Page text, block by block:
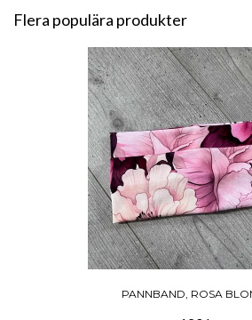
Flera populära produkter
PANNBAND, ROSA